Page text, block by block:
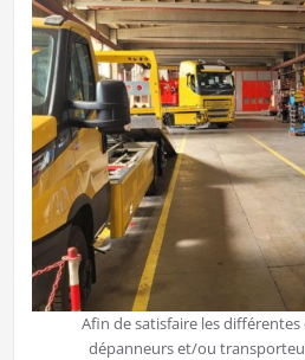
Afin de satisfaire les différentes
dépanneurs et/ou